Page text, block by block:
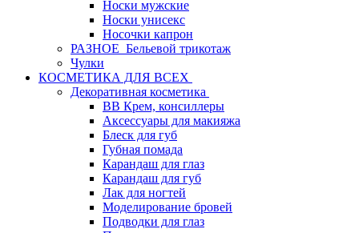
Носки мужские
Носки унисекс
Носочки капрон
РАЗНОЕ_Бельевой трикотаж
Чулки
КОСМЕТИКА ДЛЯ ВСЕХ
Декоративная косметика
BB Крем, консиллеры
Аксессуары для макияжа
Блеск для губ
Губная помада
Карандаш для глаз
Карандаш для губ
Лак для ногтей
Моделирование бровей
Подводки для глаз